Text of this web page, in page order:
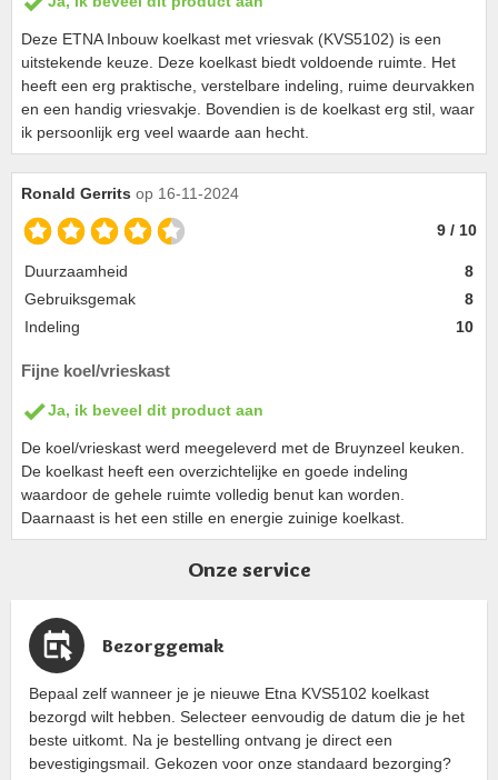
Deze ETNA Inbouw koelkast met vriesvak (KVS5102) is een
uitstekende keuze. Deze koelkast biedt voldoende ruimte. Het
heeft een erg praktische, verstelbare indeling, ruime deurvakken
en een handig vriesvakje. Bovendien is de koelkast erg stil, waar
ik persoonlijk erg veel waarde aan hecht.
Ronald Gerrits op 16-11-2024
9 / 10
Duurzaamheid
8
Gebruiksgemak
8
Indeling
10
Fijne koel/vrieskast
Ja, ik beveel dit product aan
De koel/vrieskast werd meegeleverd met de Bruynzeel keuken.
De koelkast heeft een overzichtelijke en goede indeling
waardoor de gehele ruimte volledig benut kan worden.
Daarnaast is het een stille en energie zuinige koelkast.
Onze service
Bezorggemak
Bepaal zelf wanneer je je nieuwe Etna KVS5102 koelkast
bezorgd wilt hebben. Selecteer eenvoudig de datum die je het
beste uitkomt. Na je bestelling ontvang je direct een
bevestigingsmail. Gekozen voor onze standaard bezorging?